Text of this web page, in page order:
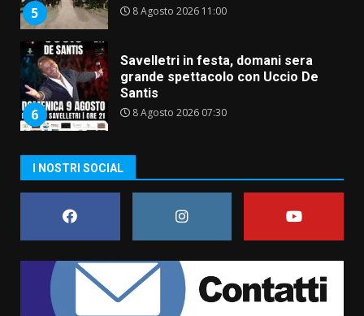
5 8 Agosto 2026 11:00
6
Savelletri in festa, domani sera
grande spettacolo con Uccio De
Santis
8 Agosto 2026 07:30
Politiche Giovanili e Mobilità
Sostenibile: premiati gli studenti
8 Agosto 2026 07:15
porto per Uccio De Santis: la
voce di Antonella Losavio
incanta la piazza
I NOSTRI SOCIAL